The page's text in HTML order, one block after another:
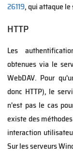
26119, qui attaque le
HTTP
Les
obtenues via le
WebDAV. Pour
donc HTTP), le
n'est pas le cas
existe des
interaction
Sur les serveurs